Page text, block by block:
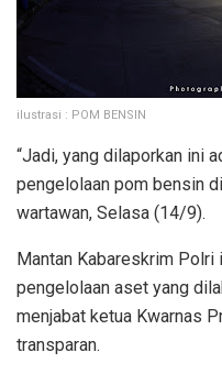
ilustrasi : POM BENSIN
“Jadi, yang dilaporkan ini
pengelolaan pom bensin
wartawan, Selasa (14/9).
Mantan Kabareskrim Polri
pengelolaan aset yang
menjabat ketua Kwarnas
transparan.